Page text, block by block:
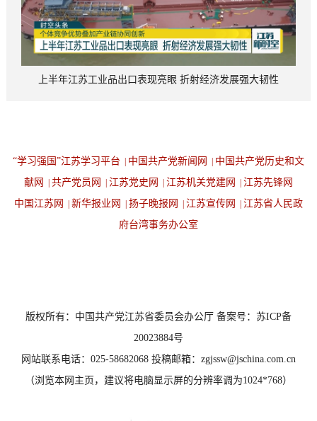
上半年江苏工业品出口表现亮眼 折射经济发展强大韧性
“学习强国”江苏学习平台 中国共产党新闻网
中国共产党历史和文
献网
共产党员网 江苏党史网 江苏机关党建网
江苏先锋网
中国江苏网
新华报业网 扬子晚报网 江苏宣传网
江苏省人民政
府台湾事务办公室
版权所有：中国共产党江苏省委员会办公厅 备案号：苏ICP备
20023884号
网站联系电话：025-58682068 投稿邮箱：zgjssw@jschina.com.cn
（浏览本网主页，建议将电脑显示屏的分辨率调为1024*768）